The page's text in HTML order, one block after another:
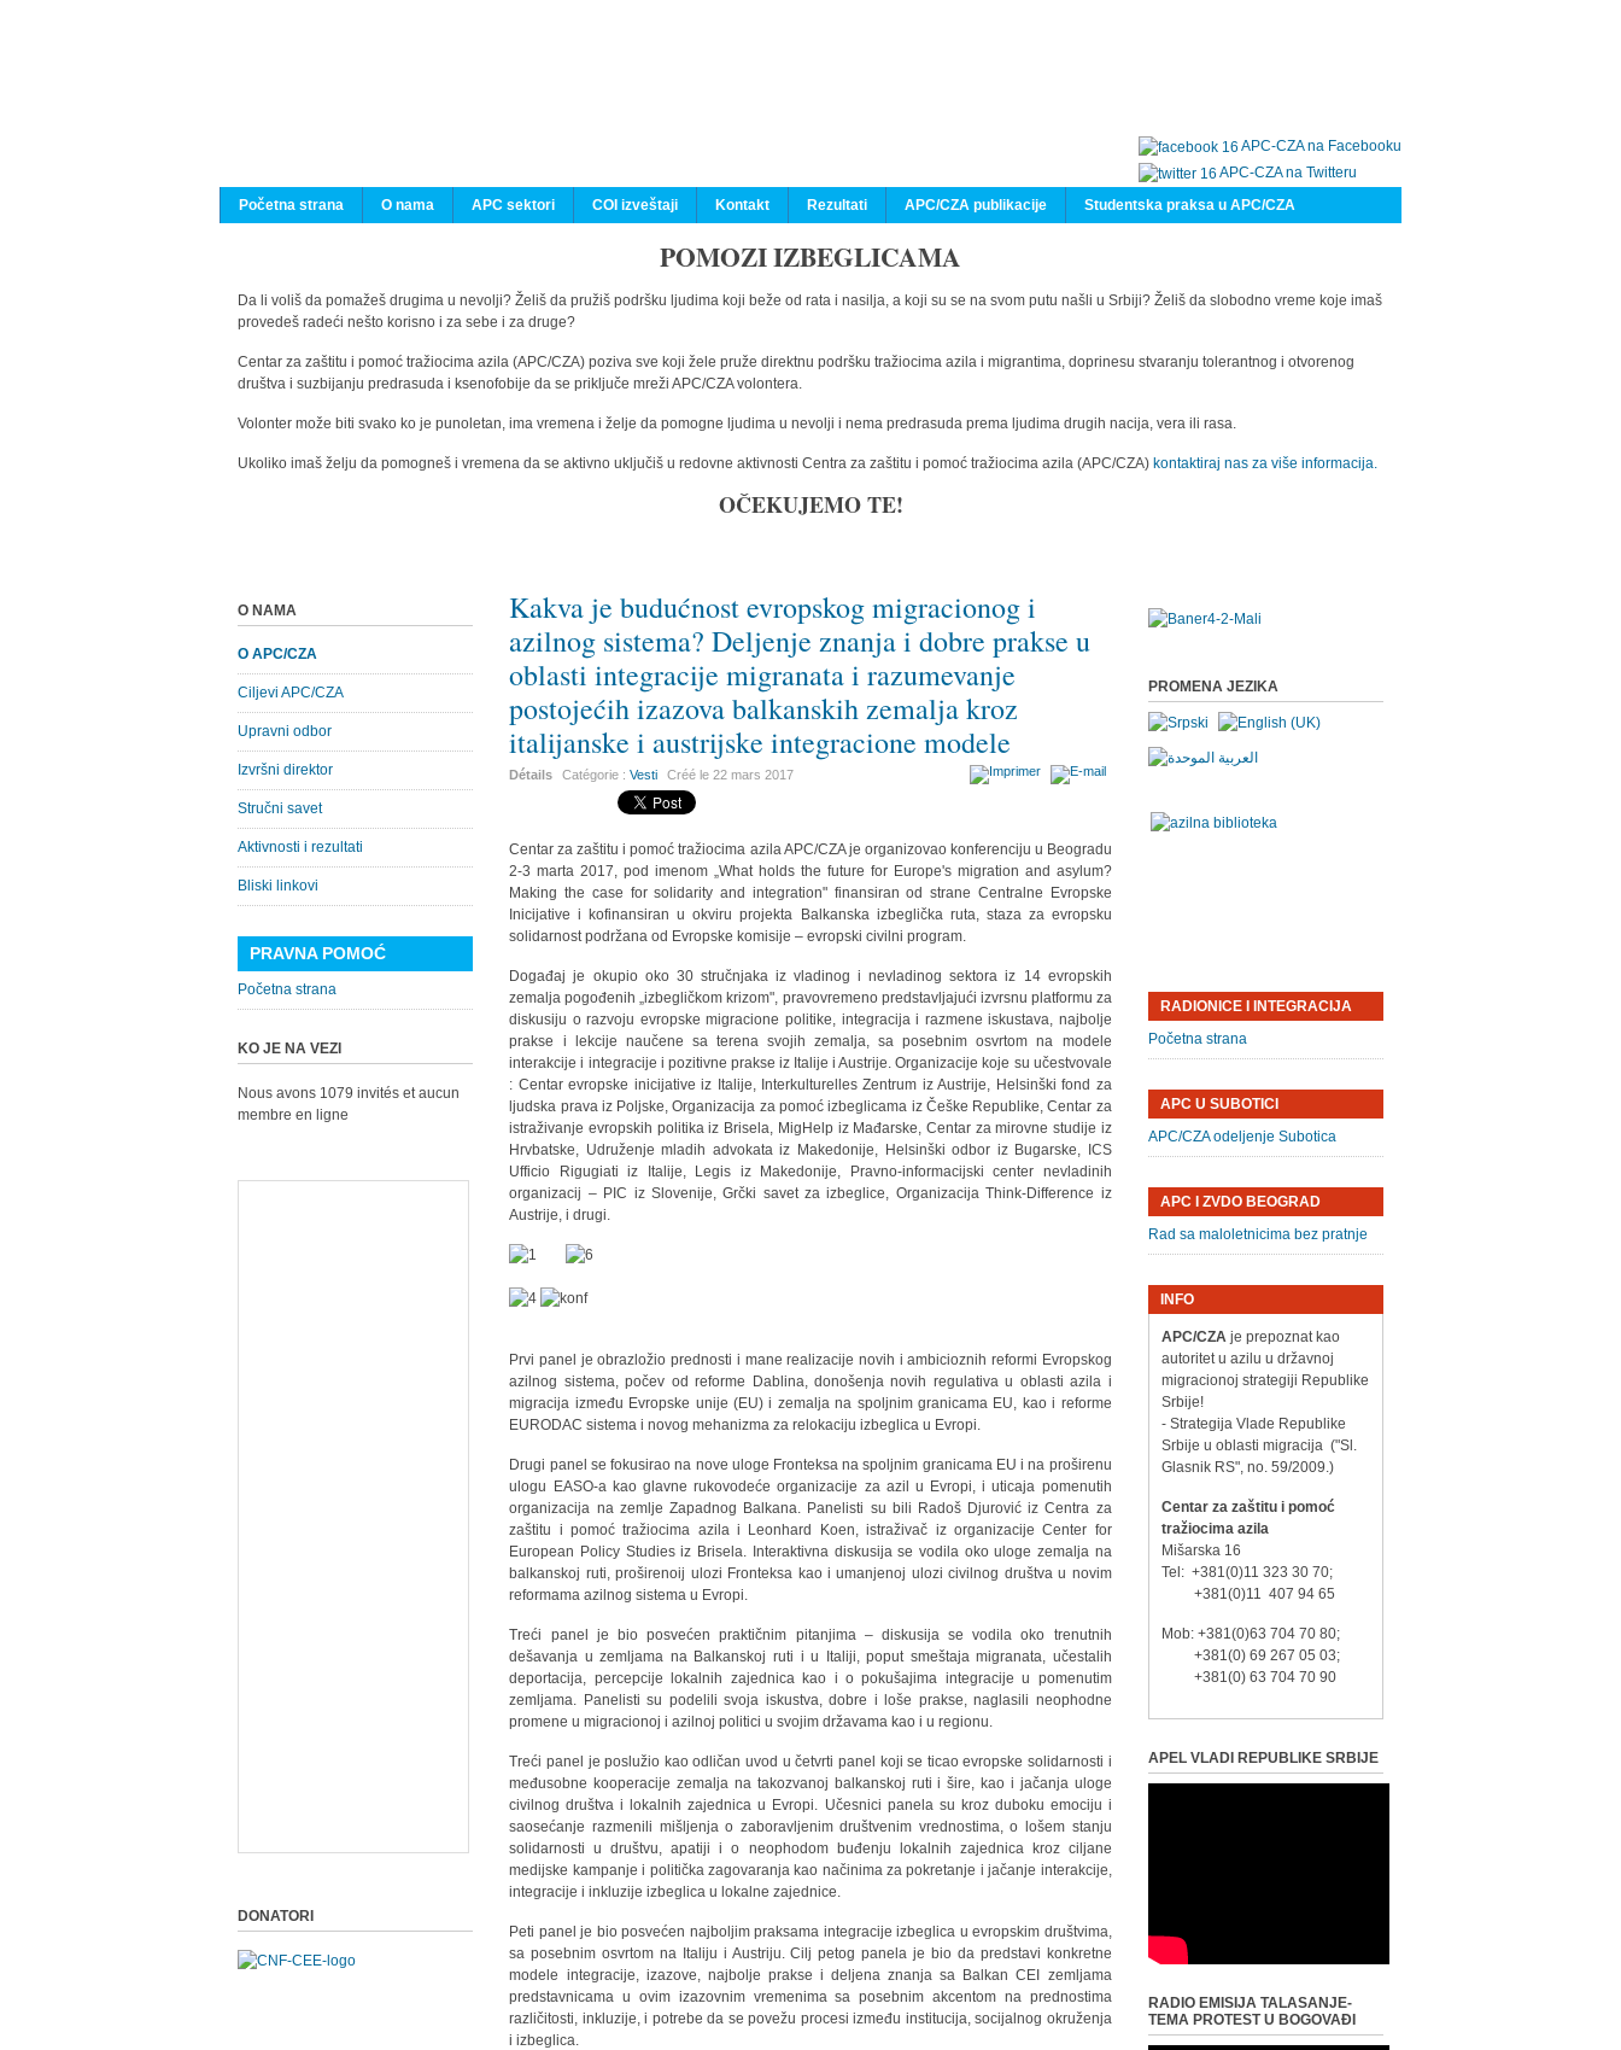
APC-CZA na Facebooku
APC-CZA na Twitteru
Početna strana
O nama APC sektori COI izveštaji Kontakt Rezultati APC/CZA publikacije Studentska praksa u APC/CZA
POMOZI IZBEGLICAMA
Da li voliš da pomažeš drugima u nevolji? Želiš da pružiš podršku ljudima koji beže od rata i nasilja, a koji su se na svom putu našli u Srbiji? Želiš da slobodno vreme koje imaš
provedeš radeći nešto korisno i za sebe i za druge?
Centar za zaštitu i pomoć tražiocima azila (APC/CZA) poziva sve koji žele pruže direktnu podršku tražiocima azila i migrantima, doprinesu stvaranju tolerantnog i otvorenog
društva i suzbijanju predrasuda i ksenofobije da se priključe mreži APC/CZA volontera.
Volonter može biti svako ko je punoletan, ima vremena i želje da pomogne ljudima u nevolji i nema predrasuda prema ljudima drugih nacija, vera ili rasa.
Ukoliko imaš želju da pomogneš i vremena da se aktivno uključiš u redovne aktivnosti Centra za zaštitu i pomoć tražiocima azila (APC/CZA) kontaktiraj nas za više informacija.
OČEKUJEMO TE!
Kakva je budućnost evropskog migracionog i
azilnog sistema? Deljenje znanja i dobre prakse u
oblasti integracije migranata i razumevanje
postojećih izazova balkanskih zemalja kroz
italijanske i austrijske integracione modele
Détails Catégorie :Vesti Créé le22 mars 2017
Centar za zaštitu i pomoć tražiocima azila APC/CZA je organizovao konferenciju u Beogradu
2-3 marta 2017, pod imenom „What holds the future for Europe's migration and asylum?
Making the case for solidarity and integration" finansiran od strane Centralne Evropske
Inicijative i kofinansiran u okviru projekta Balkanska izbeglička ruta, staza za evropsku
solidarnost podržana od Evropske komisije – evropski civilni program.
Događaj je okupio oko 30 stručnjaka iz vladinog i nevladinog sektora iz 14 evropskih
zemalja pogođenih „izbegličkom krizom", pravovremeno predstavljajući izvrsnu platformu za
diskusiju o razvoju evropske migracione politike, integracija i razmene iskustava, najbolje
prakse i lekcije naučene sa terena svojih zemalja, sa posebnim osvrtom na modele
interakcije i integracije i pozitivne prakse iz Italije i Austrije. Organizacije koje su učestvovale
: Centar evropske inicijative iz Italije, Interkulturelles Zentrum iz Austrije, Helsinški fond za
ljudska prava iz Poljske, Organizacija za pomoć izbeglicama iz Češke Republike, Centar za
istraživanje evropskih politika iz Brisela, MigHelp iz Mađarske, Centar za mirovne studije iz
Hrvbatske, Udruženje mladih advokata iz Makedonije, Helsinški odbor iz Bugarske, ICS
Ufficio Rigugiati iz Italije, Legis iz Makedonije, Pravno-informacijski center nevladinih
organizacij – PIC iz Slovenije, Grčki savet za izbeglice, Organizacija Think-Difference iz
Austrije, i drugi.
Prvi panel je obrazložio prednosti i mane realizacije novih i ambicioznih reformi Evropskog
azilnog sistema, počev od reforme Dablina, donošenja novih regulativa u oblasti azila i
migracija između Evropske unije (EU) i zemalja na spoljnim granicama EU, kao i reforme
EURODAC sistema i novog mehanizma za relokaciju izbeglica u Evropi.
Drugi panel se fokusirao na nove uloge Fronteksa na spoljnim granicama EU i na proširenu
ulogu EASO-a kao glavne rukovodeće organizacije za azil u Evropi, i uticaja pomenutih
organizacija na zemlje Zapadnog Balkana. Panelisti su bili Radoš Djurović iz Centra za
zaštitu i pomoć tražiocima azila i Leonhard Koen, istraživač iz organizacije Center for
European Policy Studies iz Brisela. Interaktivna diskusija se vodila oko uloge zemalja na
balkanskoj ruti, proširenoij ulozi Fronteksa kao i umanjenoj ulozi civilnog društva u novim
reformama azilnog sistema u Evropi.
Treći panel je bio posvećen praktičnim pitanjima – diskusija se vodila oko trenutnih
dešavanja u zemljama na Balkanskoj ruti i u Italiji, poput smeštaja migranata, učestalih
deportacija, percepcije lokalnih zajednica kao i o pokušajima integracije u pomenutim
zemljama. Panelisti su podelili svoja iskustva, dobre i loše prakse, naglasili neophodne
promene u migracionoj i azilnoj politici u svojim državama kao i u regionu.
Treći panel je poslužio kao odličan uvod u četvrti panel koji se ticao evropske solidarnosti i
međusobne kooperacije zemalja na takozvanoj balkanskoj ruti i šire, kao i jačanja uloge
civilnog društva i lokalnih zajednica u Evropi. Učesnici panela su kroz duboku emociju i
saosećanje razmenili mišljenja o zaboravljenim društvenim vrednostima, o lošem stanju
solidarnosti u društvu, apatiji i o neophodom buđenju lokalnih zajednica kroz ciljane
medijske kampanje i politička zagovaranja kao načinima za pokretanje i jačanje interakcije,
integracije i inkluzije izbeglica u lokalne zajednice.
Peti panel je bio posvećen najboljim praksama integracije izbeglica u evropskim društvima,
sa posebnim osvrtom na Italiju i Austriju. Cilj petog panela je bio da predstavi konkretne
modele integracije, izazove, najbolje prakse i deljena znanja sa Balkan CEI zemljama
predstavnicama u ovim izazovnim vremenima sa posebnim akcentom na prednostima
različitosti, inkluzije, i potrebe da se povežu procesi između institucija, socijalnog okruženja
i izbeglica.
O NAMA
O APC/CZA
Ciljevi APC/CZA
Upravni odbor
Izvršni direktor
Stručni savet
Aktivnosti i rezultati
Bliski linkovi
PRAVNA POMOĆ
Početna strana
KO JE NA VEZI
Nous avons 1079 invités et aucun
membre en ligne
DONATORI
PROMENA JEZIKA
RADIONICE I INTEGRACIJA
Početna strana
APC U SUBOTICI
APC/CZA odeljenje Subotica
APC I ZVDO BEOGRAD
Rad sa maloletnicima bez pratnje
INFO
APC/CZAje prepoznat kao
autoritet u azilu u državnoj
migracionoj strategiji Republike
Srbije!
- Strategija Vlade Republike
Srbije u oblasti migracija ("Sl.
Glasnik RS", no. 59/2009.)
Centar za zaštitu i pomoć
tražiocima azila
Mišarska 16
Tel: +381(0)11 323 30 70;
+381(0)11 407 94 65
Mob: +381(0)63 704 70 80;
+381(0) 69 267 05 03;
+381(0) 63 704 70 90
APEL VLADI REPUBLIKE SRBIJE
RADIO EMISIJA TALASANJE-
TEMA PROTEST U BOGOVAĐI